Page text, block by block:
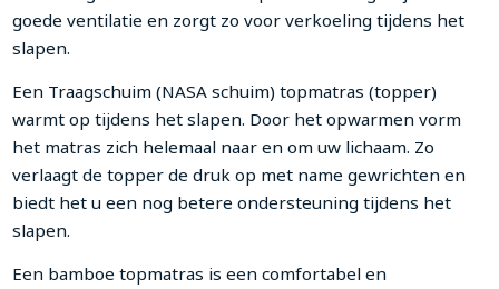
goede ventilatie en zorgt zo voor verkoeling tijdens het
slapen.
Een Traagschuim (NASA schuim) topmatras (topper)
warmt op tijdens het slapen. Door het opwarmen vorm
het matras zich helemaal naar en om uw lichaam. Zo
verlaagt de topper de druk op met name gewrichten en
biedt het u een nog betere ondersteuning tijdens het
slapen.
Een bamboe topmatras is een comfortabel en